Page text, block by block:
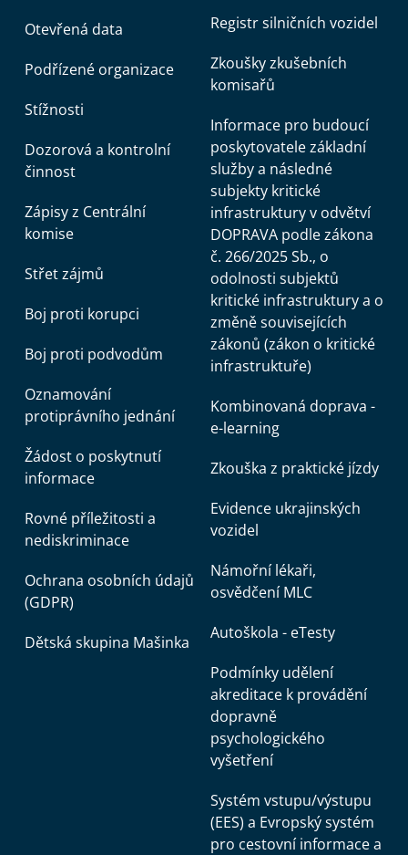
Otevřená data
Podřízené organizace
Stížnosti
Dozorová a kontrolní
činnost
Zápisy z Centrální
komise
Střet zájmů
Boj proti korupci
Boj proti podvodům
Oznamování
protiprávního jednání
Žádost o poskytnutí
informace
Rovné příležitosti a
nediskriminace
Ochrana osobních údajů
(GDPR)
Dětská skupina Mašinka
Registr silničních vozidel
Zkoušky zkušebních
komisařů
Informace pro budoucí
poskytovatele základní
služby a následné
subjekty kritické
infrastruktury v odvětví
DOPRAVA podle zákona
č. 266/2025 Sb., o
odolnosti subjektů
kritické infrastruktury a o
změně souvisejících
zákonů (zákon o kritické
infrastruktuře)
Kombinovaná doprava -
e-learning
Zkouška z praktické jízdy
Evidence ukrajinských
vozidel
Námořní lékaři,
osvědčení MLC
Autoškola - eTesty
Podmínky udělení
akreditace k provádění
dopravně
psychologického
vyšetření
Systém vstupu/výstupu
(EES) a Evropský systém
pro cestovní informace a